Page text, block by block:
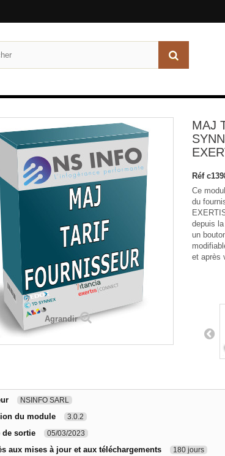
Agrandir
MAJ
Réf
Ce
du
depuis
un
et après
NSINFO SARL
du module 3.0.2
de sortie 05/03/2023
aux mises à jour et aux téléchargements 180 jours